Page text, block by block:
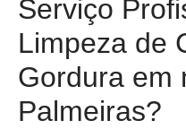
Serviço
Limpeza de
Gordura em
Palmeiras?